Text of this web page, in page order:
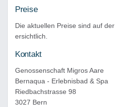
Preise
Die aktuellen Preise sind auf der
ersichtlich.
Kontakt
Genossenschaft Migros Aare
Bernaqua - Erlebnisbad & Spa
Riedbachstrasse 98
3027 Bern